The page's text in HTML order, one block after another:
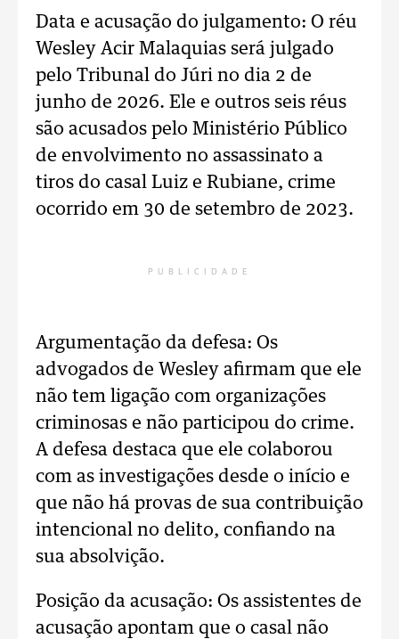
Data e acusação do julgamento: O réu
Wesley Acir Malaquias será julgado
pelo Tribunal do Júri no dia 2 de
junho de 2026. Ele e outros seis réus
são acusados pelo Ministério Público
de envolvimento no assassinato a
tiros do casal Luiz e Rubiane, crime
ocorrido em 30 de setembro de 2023.
PUBLICIDADE
Argumentação da defesa: Os
advogados de Wesley afirmam que ele
não tem ligação com organizações
criminosas e não participou do crime.
A defesa destaca que ele colaborou
com as investigações desde o início e
que não há provas de sua contribuição
intencional no delito, confiando na
sua absolvição.
Posição da acusação: Os assistentes de
acusação apontam que o casal não